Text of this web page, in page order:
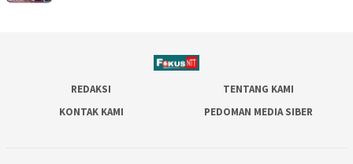
REDAKSI
TENTANG KAMI
KONTAK KAMI
PEDOMAN MEDIA SIBER